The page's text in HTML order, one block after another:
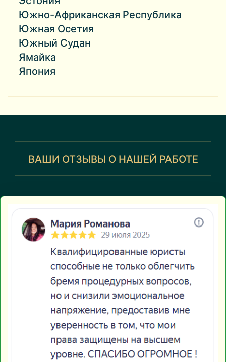
Южно-Африканская Республика
Южная Осетия
Южный Судан
Ямайка
Япония
ВАШИ ОТЗЫВЫ О НАШЕЙ РАБОТЕ